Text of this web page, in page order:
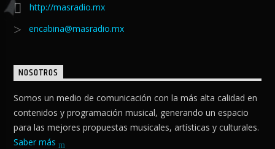
http://masradio.mx
encabina@masradio.mx
NOSOTROS
Somos un medio de comunicación con la más alta calidad en
contenidos y programación musical, generando un espacio
para las mejores propuestas musicales, artísticas y culturales.
Saber más